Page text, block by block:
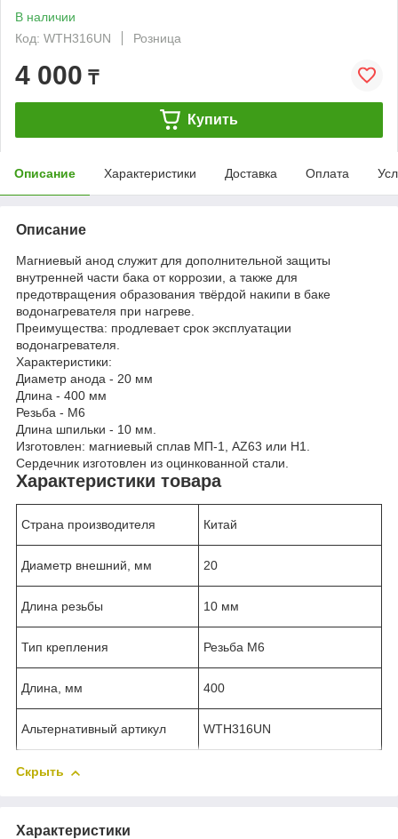
В наличии
Код: WTH316UN
Розница
4 000 ₸
Купить
Описание Характеристики Доставка Оплата
Описание
Магниевый анод служит для дополнительной защиты
внутренней части бака от коррозии, а также для
предотвращения образования твёрдой накипи в баке
водонагревателя при нагреве.
Преимущества: продлевает срок эксплуатации
водонагревателя.
Характеристики:
Диаметр анода - 20 мм
Длина - 400 мм
Резьба - М6
Длина шпильки - 10 мм.
Изготовлен: магниевый сплав МП-1, AZ63 или Н1.
Сердечник изготовлен из оцинкованной стали.
Характеристики товара
Страна производителя Китай
Диаметр внешний, мм 20
Длина резьбы 10 мм
Тип крепления Резьба М6
Длина, мм 400
Альтернативный артикул WTH316UN
Скрыть
Характеристики